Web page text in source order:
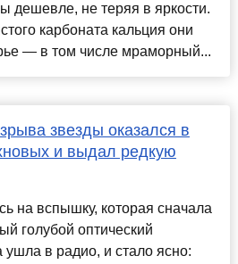
дешевле, не теряя в яркости.
карбоната кальция они
— в том числе мраморный...
звезды оказался в
и выдал редкую
на вспышку, которая сначала
голубой оптический
ушла в радио, и стало ясно: